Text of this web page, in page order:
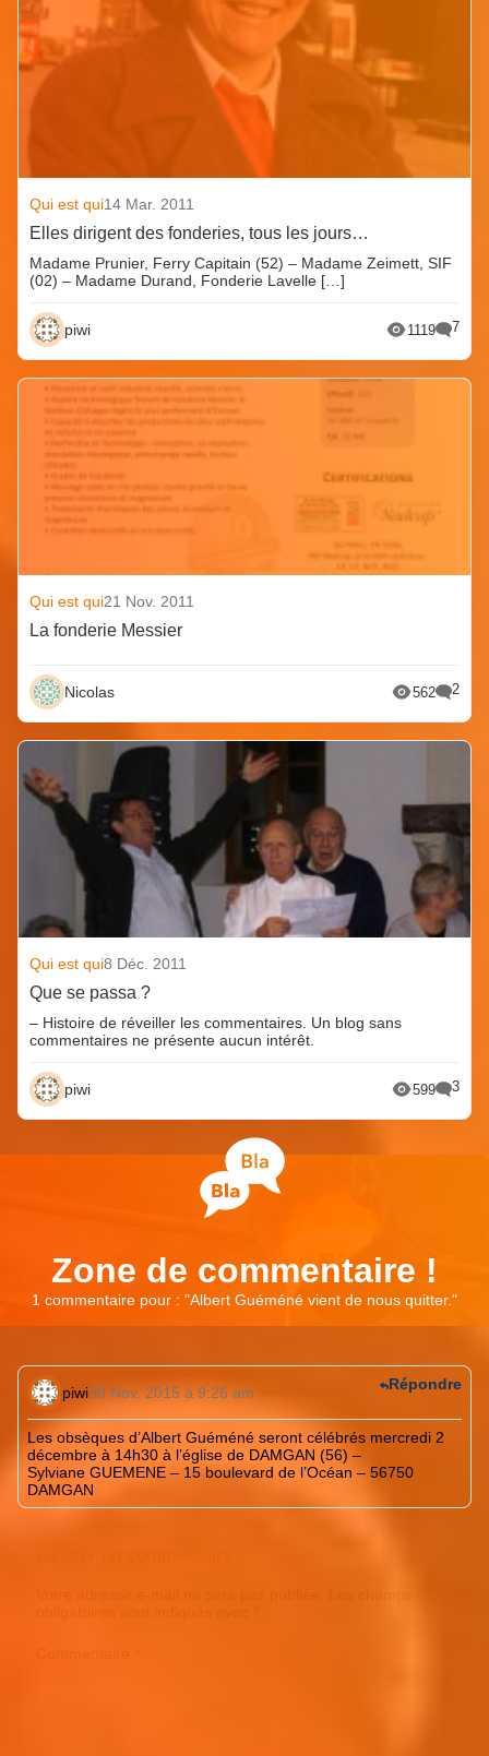
Qui est qui14 Mar. 2011
Elles dirigent des fonderies, tous les jours…
Madame Prunier, Ferry Capitain (52) – Madame Zeimett, SIF
(02) – Madame Durand, Fonderie Lavelle […]
piwi 1119 7
Qui est qui21 Nov. 2011
La fonderie Messier
Nicolas 562 2
Qui est qui8 Déc. 2011
Que se passa ?
– Histoire de réveiller les commentaires. Un blog sans
commentaires ne présente aucun intérêt.
piwi 599 3
Zone de commentaire !
1 commentaire pour : "Albert Guéméné vient de nous quitter."
piwi30 Nov. 2015 à 9:26 am
Les obsèques d’Albert Guéméné seront célébrés mercredi 2
décembre à 14h30 à l’église de DAMGAN (56) –
Sylviane GUEMENE – 15 boulevard de l’Océan – 56750
DAMGAN
Répondre